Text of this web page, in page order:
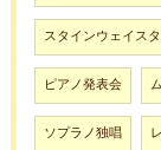
スタインウェイス
ピアノ発表会
ソプラノ独唱